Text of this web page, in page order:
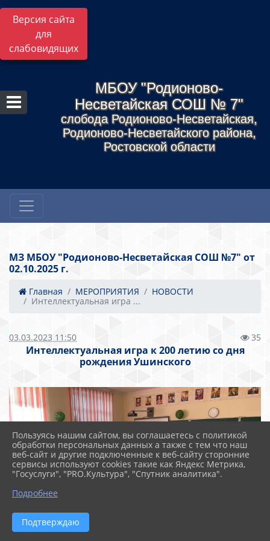
Версия сайта
для
слабовидящих
МБОУ "Родионово-
Несветайская СОШ № 7"
слобода Родионово-Несветайская,
Родионово-Несветайского района,
Ростовской области
МЗ МБОУ "Родионово-Несветайская СОШ №7" от
02.10.2025 г.
Главная МЕРОПРИЯТИЯ
НОВОСТИ
Интеллектуальная игра ...
03.03.2023 11:50 35
Интеллектуальная игра к 200 летию со дня
рождения Ушинского
Пользуясь нашим сайтом, вы соглашаетесь с политикой
обработки персональных данных а также с тем что наш
веб-сайт и другие подключенные к веб-сайту сторонние
сервисы используют cookies такие как Яндекс Метрика,
"Госуслуги", "PRO.Культура", "Спутник аналитика".
Подробнее
Подтверждаю